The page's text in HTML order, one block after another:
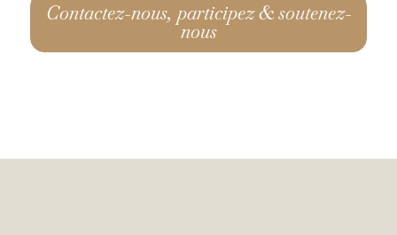
Contactez-nous, participez & soutenez-
nous